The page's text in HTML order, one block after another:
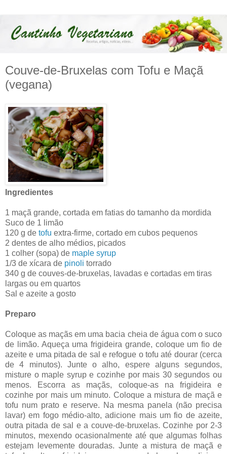
Couve-de-Bruxelas com Tofu e Maçã
(vegana)
Ingredientes
1 maçã grande, cortada em fatias do tamanho da mordida
Suco de 1 limão
120 g de tofu extra-firme, cortado em cubos pequenos
2 dentes de alho médios, picados
1 colher (sopa) de maple syrup
1/3 de xícara de pinoli torrado
340 g de couves-de-bruxelas, lavadas e cortadas em tiras
largas ou em quartos
Sal e azeite a gosto
Preparo
Coloque as maçãs em uma bacia cheia de água com o suco
de limão. Aqueça uma frigideira grande, coloque um fio de
azeite e uma pitada de sal e refogue o tofu até dourar (cerca
de 4 minutos). Junte o alho, espere alguns segundos,
misture o maple syrup e cozinhe por mais 30 segundos ou
menos. Escorra as maçãs, coloque-as na frigideira e
cozinhe por mais um minuto. Coloque a mistura de maçã e
tofu num prato e reserve. Na mesma panela (não precisa
lavar) em fogo médio-alto, adicione mais um fio de azeite,
outra pitada de sal e a couve-de-bruxelas. Cozinhe por 2-3
minutos, mexendo ocasionalmente até que algumas folhas
estejam levemente douradas. Junte a mistura de maçã e